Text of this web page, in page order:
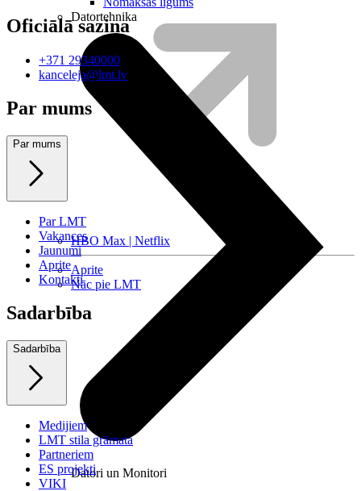
HBO Max | Netflix
Aprite
Nāc pie LMT
Datortehnika
Datori un Monitori
Oficiālā saziņa
+371 29340000
kanceleja@lmt.lv
Par mums
Par mums
Par LMT
Vakances
Jaunumi
Aprite
Kontakti
Sadarbība
Sadarbība
Medijiem
LMT stila grāmata
Partneriem
ES projekti
VIKI